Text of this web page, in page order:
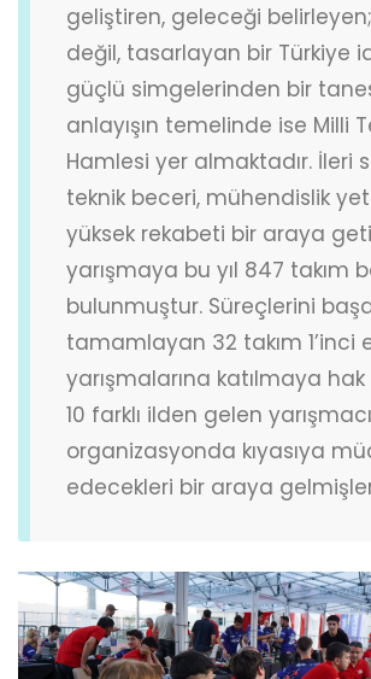
geliştiren, geleceği
değil, tasarlayan bir Türkiye
güçlü simgelerinden bir
anlayışın temelinde ise Milli
Hamlesi yer almaktadır. İleri
teknik beceri, mühendislik
yüksek rekabeti bir araya
yarışmaya bu yıl 847 takım
bulunmuştur. Süreçlerini
tamamlayan 32 takım 1’inci
yarışmalarına katılmaya hak
10 farklı ilden gelen
organizasyonda kıyasıya
edecekleri bir araya